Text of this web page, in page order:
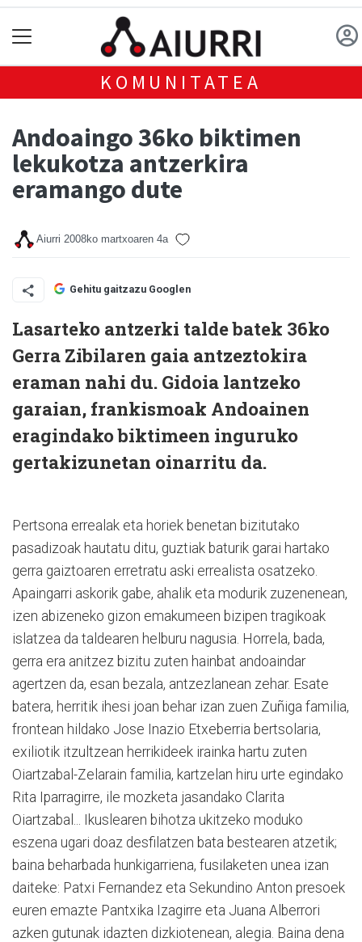
KOMUNITATEA
Andoaingo 36ko biktimen
lekukotza antzerkira
eramango dute
Aiurri 2008ko martxoaren 4a
Gehitu gaitzazu Googlen
Lasarteko antzerki talde batek 36ko
Gerra Zibilaren gaia antzeztokira
eraman nahi du. Gidoia lantzeko
garaian, frankismoak Andoainen
eragindako biktimeen inguruko
gertakizunetan oinarritu da.
Pertsona errealak eta horiek benetan bizitutako
pasadizoak hautatu ditu, guztiak baturik garai hartako
gerra gaiztoaren erretratu aski errealista osatzeko.
Apaingarri askorik gabe, ahalik eta modurik zuzenenean,
izen abizeneko gizon emakumeen bizipen tragikoak
islatzea da taldearen helburu nagusia. Horrela, bada,
gerra era anitzez bizitu zuten hainbat andoaindar
agertzen da, esan bezala, antzezlanean zehar. Esate
batera, herritik ihesi joan behar izan zuen Zuñiga familia,
frontean hildako Jose Inazio Etxeberria bertsolaria,
exiliotik itzultzean herrikideek irainka hartu zuten
Oiartzabal-Zelarain familia, kartzelan hiru urte egindako
Rita Iparragirre, ile mozketa jasandako Clarita
Oiartzabal... Ikuslearen bihotza ukitzeko moduko
eszena ugari doaz desfilatzen bata bestearen atzetik;
baina beharbada hunkigarriena, fusilaketen unea izan
daiteke: Patxi Fernandez eta Sekundino Anton presoek
euren emazte Pantxika Izagirre eta Juana Alberrori
azken gutunak idazten dizkiotenean, alegia. Baina dena